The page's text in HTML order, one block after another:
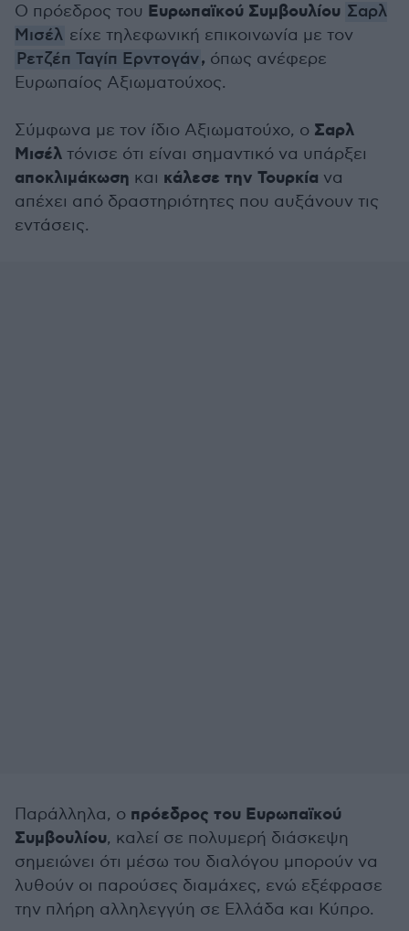
Ο πρόεδρος του Ευρωπαϊκού Συμβουλίου Σαρλ
Μισέλ είχε τηλεφωνική επικοινωνία με τον
Ρετζέπ Ταγίπ Ερντογάν, όπως ανέφερε
Ευρωπαίος Αξιωματούχος.
Σύμφωνα με τον ίδιο Αξιωματούχο, ο Σαρλ
Μισέλ τόνισε ότι είναι σημαντικό να υπάρξει
αποκλιμάκωση και κάλεσε την Τουρκία να
απέχει από δραστηριότητες που αυξάνουν τις
εντάσεις.
Παράλληλα, ο πρόεδρος του Ευρωπαϊκού
Συμβουλίου, καλεί σε πολυμερή διάσκεψη
σημειώνει ότι μέσω του διαλόγου μπορούν να
λυθούν οι παρούσες διαμάχες, ενώ εξέφρασε
την πλήρη αλληλεγγύη σε Ελλάδα και Κύπρο.